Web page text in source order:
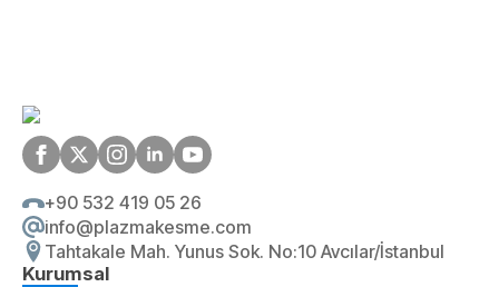
+90 532 419 05 26
info@plazmakesme.com
Tahtakale Mah. Yunus Sok. No:10 Avcılar/İstanbul
Kurumsal